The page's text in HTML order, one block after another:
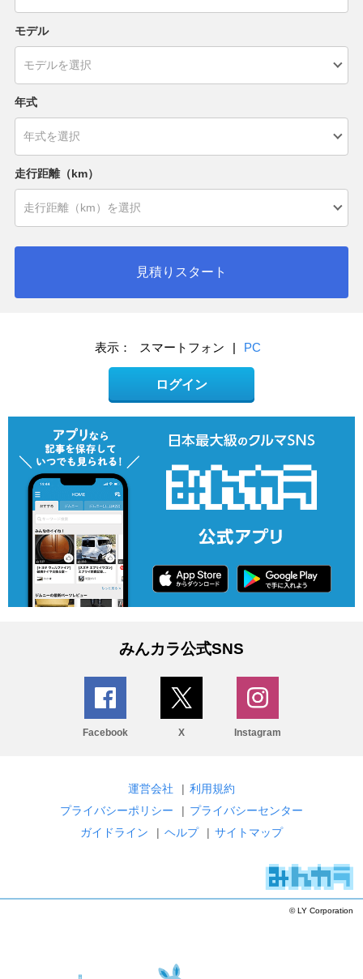
モデル
年式
走行距離（km）
見積りスタート
表示： スマートフォン | PC
ログイン
みんカラ公式SNS
Facebook X Instagram
運営会社 | 利用規約
プライバシーポリシー
| プライバシーセンター
ガイドライン
| ヘルプ | サイトマップ
© LY Corporation